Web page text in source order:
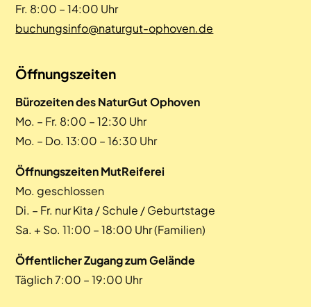
Fr. 8:00 – 14:00 Uhr
buchungsinfo@naturgut-ophoven.de
Öffnungszeiten
Bürozeiten des NaturGut Ophoven
Mo. – Fr. 8:00 – 12:30 Uhr
Mo. – Do. 13:00 – 16:30 Uhr
Öffnungszeiten MutReiferei
Mo. geschlossen
Di. – Fr. nur Kita / Schule / Geburtstage
Sa. + So. 11:00 – 18:00 Uhr (Familien)
Öffentlicher Zugang zum Gelände
Täglich 7:00 – 19:00 Uhr